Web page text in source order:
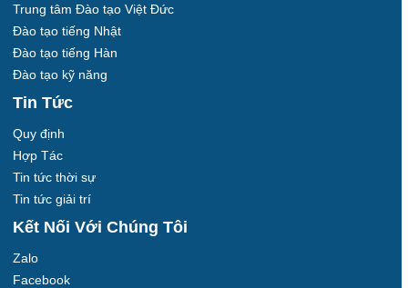
Trung tâm Đào tạo Việt Đức
Đào tạo tiếng Nhật
Đào tạo tiếng Hàn
Đào tạo kỹ năng
Tin Tức
Quy định
Hợp Tác
Tin tức thời sự
Tin tức giải trí
Kết Nối Với Chúng Tôi
Zalo
Facebook